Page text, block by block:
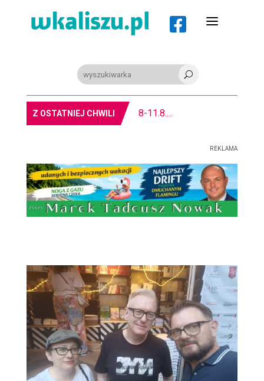
 a
U
Z OSTATNIEJ CHWILI
REKLAMA